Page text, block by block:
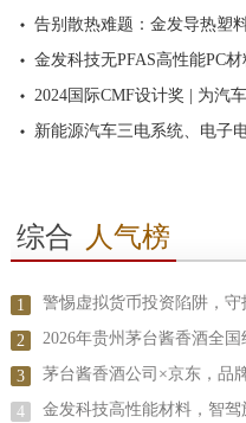
告别散热难题：金发导热塑
金发科技无PFAS高性能PC
2024国际CMF设计奖 | 为汽
新能源汽车三电系统、电子
综合 人气榜
1 警惕虚拟货币投资陷阱，守
2 2026年贵州茅台酱香酒全国
3 茅台酱香酒公司×京东，品
4 金发科技高性能材料，智驾